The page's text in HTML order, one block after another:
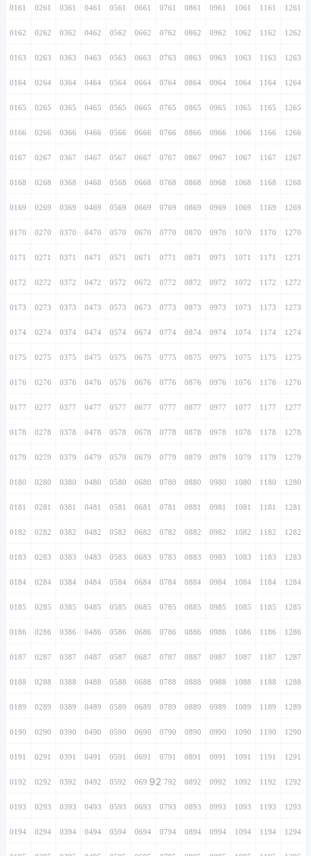
0161 0261 0361 0461 0561 0661 0761 0861 0961 1061 1161 1261
0162 0262 0362 0462 0562 0662 0762 0862 0962 1062 1162 1262
0163 0263 0363 0463 0563 0663 0763 0863 0963 1063 1163 1263
0164 0264 0364 0464 0564 0664 0764 0864 0964 1064 1164 1264
0165 0265 0365 0465 0565 0665 0765 0865 0965 1065 1165 1265
0166 0266 0366 0466 0566 0666 0766 0866 0966 1066 1166 1266
0167 0267 0367 0467 0567 0667 0767 0867 0967 1067 1167 1267
0168 0268 0368 0468 0568 0668 0768 0868 0968 1068 1168 1268
0169 0269 0369 0469 0569 0669 0769 0869 0969 1069 1169 1269
0170 0270 0370 0470 0570 0670 0770 0870 0970 1070 1170 1270
0171 0271 0371 0471 0571 0671 0771 0871 0971 1071 1171 1271
0172 0272 0372 0472 0572 0672 0772 0872 0972 1072 1172 1272
0173 0273 0373 0473 0573 0673 0773 0873 0973 1073 1173 1273
0174 0274 0374 0474 0574 0674 0774 0874 0974 1074 1174 1274
0175 0275 0375 0475 0575 0675 0775 0875 0975 1075 1175 1275
0176 0276 0376 0476 0576 0676 0776 0876 0976 1076 1176 1276
0177 0277 0377 0477 0577 0677 0777 0877 0977 1077 1177 1277
0178 0278 0378 0478 0578 0678 0778 0878 0978 1078 1178 1278
0179 0279 0379 0479 0579 0679 0779 0879 0979 1079 1179 1279
0180 0280 0380 0480 0580 0680 0780 0880 0980 1080 1180 1280
0181 0281 0381 0481 0581 0681 0781 0881 0981 1081 1181 1281
0182 0282 0382 0482 0582 0682 0782 0882 0982 1082 1182 1282
0183 0283 0383 0483 0583 0683 0783 0883 0983 1083 1183 1283
0184 0284 0384 0484 0584 0684 0784 0884 0984 1084 1184 1284
0185 0285 0385 0485 0585 0685 0785 0885 0985 1085 1185 1285
0186 0286 0386 0486 0586 0686 0786 0886 0986 1086 1186 1286
0187 0287 0387 0487 0587 0687 0787 0887 0987 1087 1187 1287
0188 0288 0388 0488 0588 0688 0788 0888 0988 1088 1188 1288
0189 0289 0389 0489 0589 0689 0789 0889 0989 1089 1189 1289
0190 0290 0390 0490 0590 0690 0790 0890 0990 1090 1190 1290
0191 0291 0391 0491 0591 0691 0791 0891 0991 1091 1191 1291
0192 0292 0392 0492 0592 0692920792 0892 0992 1092 1192 1292
0193 0293 0393 0493 0593 0693 0793 0893 0993 1093 1193 1293
0194 0294 0394 0494 0594 0694 0794 0894 0994 1094 1194 1294